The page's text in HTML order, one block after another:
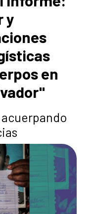
y
en
acuerpando